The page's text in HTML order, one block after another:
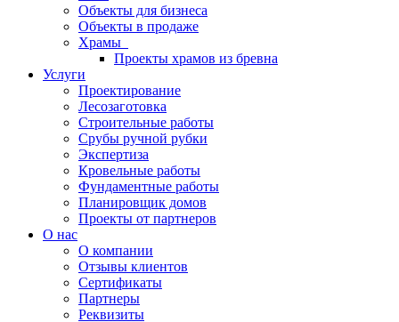
Объекты для бизнеса
Объекты в продаже
Храмы
Проекты храмов из бревна
Услуги
Проектирование
Лесозаготовка
Строительные работы
Срубы ручной рубки
Экспертиза
Кровельные работы
Фундаментные работы
Планировщик домов
Проекты от партнеров
О нас
О компании
Отзывы клиентов
Сертификаты
Партнеры
Реквизиты